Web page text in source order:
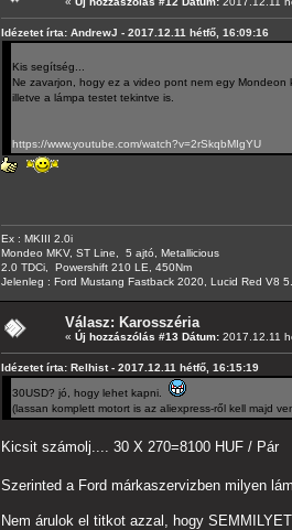
Idézetet írta: AndrewJ - 2017.12.11 hétfő, 16:09:16
Kis segítség...
Ne zavarjon, hogy ez a video pont nem egy
illetve a lámpa testet tekintve is.
https://www.youtube.com/watch?v=2rSkqbMIgYU
Ex : MKIII 2.0i
Mondeo MKV, ST Line, 5 ajtó, Metallicious
2.0 TDCi, Powershift 210 LE, 450Nm
Jelenleg : Ford Mustang Fastback 2020, Lucid Red V8
Válasz: Karosszéria
« Új hozzászólás #13 Dátum: 2017.12.11
Idézetet írta: Relhist - 2017.12.11 hétfő, 16:15:19
30USD? jó, hogy lehet kapni.
(lassan komplett motort is az aliexpress-ről kell majd
Kicsit számolj.... 30 X 270=8100 HUF / Pár
Szerinted a Ford márkaszervizben milyen
Nem árulok el titkot azzal, hogy